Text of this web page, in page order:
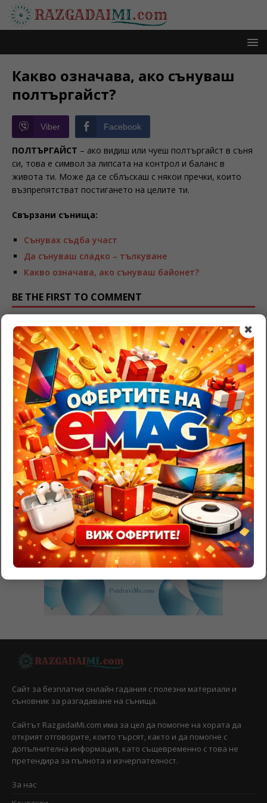
✖
Какво означава, ако сънуваш
полтъргайст?
Viber Facebook
ПОЛТЪРГАЙСТ – ако видиш или чуеш полтъргайст в съня
си, това е символ за липсата на контрол и баланс в
живота ти. Може да се сблъскаш с някои пречки, които
възпрепятстват постигането на целите ти.
Свързани сънища:
Сънувах съдба участ
Да сънуваш сладко – тълкуване
Какво означава, ако сънуваш байонет?
BE THE FIRST TO COMMENT
Leave a Reply
Трябва давлезете, за да публикувате коментар.
RazgadaiMi.com>Съновник – тълкуване на сънища>
Полтъргайст
Сайт за безплатни онлайн гадания с полезни материали и
съновник за разгадаване на сънища.
Сайтът RazgadaiMi.com има за цел да помогне на хората да
открият отговорите, които търсят, както и да помогне с
допълнителна информация, като същевременно с това не
претендира за пълнота и изчерпателност.
За нас